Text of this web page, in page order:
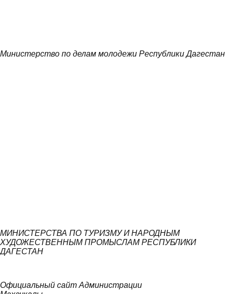
Министерство по делам молодежи Республики Дагестан
МИНИСТЕРСТВА ПО ТУРИЗМУ И НАРОДНЫМ
ХУДОЖЕСТВЕННЫМ ПРОМЫСЛАМ РЕСПУБЛИКИ
ДАГЕСТАН
Официальный сайт Администрации